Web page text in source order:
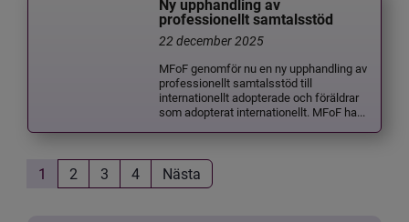
Ny upphandling av
professionellt samtalsstöd
22 december 2025
MFoF genomför nu en ny upphandling av
professionellt samtalsstöd till
internationellt adopterade och föräldrar
som adopterat internationellt. MFoF ha...
1 2 3 4 Nästa